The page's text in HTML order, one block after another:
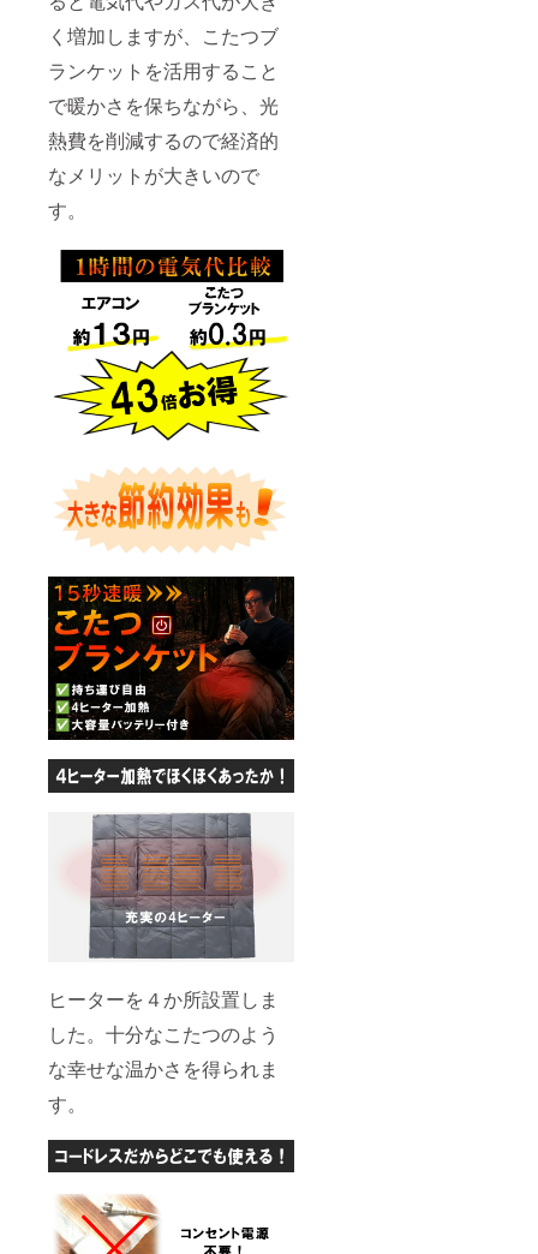
く増加しますが、こたつブ
ランケットを活用すること
で暖かさを保ちながら、光
熱費を削減するので経済的
なメリットが大きいので
す。
ヒーターを４か所設置しま
した。十分なこたつのよう
な幸せな温かさを得られま
す。